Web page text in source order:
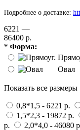
Подробнее о доставке:
6221 —
86400 р.
* Форма:
Овал
Показать все размеры
0,8*1,5 - 6221 р.
1,5*2,3 - 19872 р.
р.
2,0*4,0 - 46080